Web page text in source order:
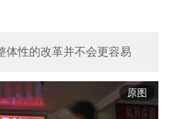
体性的改革并不会更容易
原图